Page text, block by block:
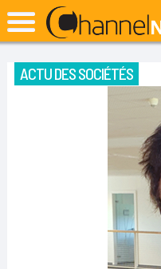
ACTU DES SOCIÉTÉS